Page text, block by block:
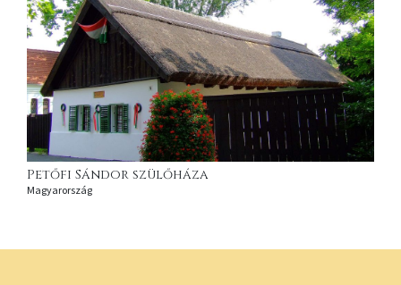
Petőfi Sándor szülőháza
Magyarország